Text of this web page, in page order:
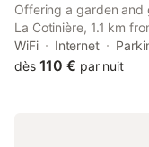
Offering a garden and
La Cotinière, 1.1 km
Fort Boyard. This
private parking and
WiFi Internet
dès 110 € par nuit